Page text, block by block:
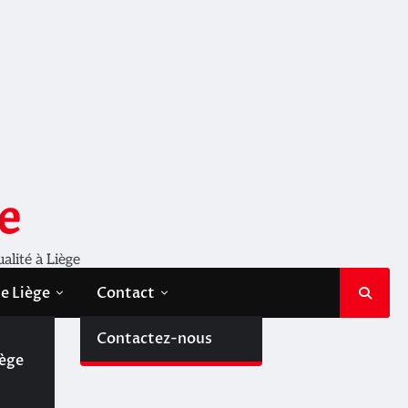
à Liège
Liège Contact
Contactez-nous